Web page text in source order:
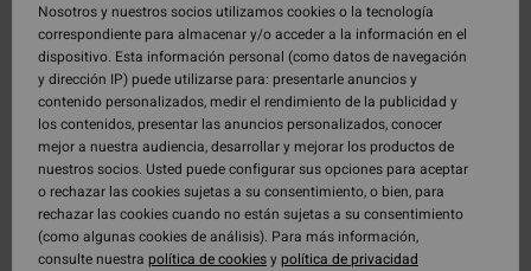
Nosotros y nuestros socios utilizamos cookies o la tecnología
correspondiente para almacenar y/o acceder a la información en el
dispositivo. Esta información personal (como datos de navegación
y dirección IP) puede utilizarse para: presentarle anuncios y
contenido personalizados, medir el rendimiento de la publicidad y
los contenidos, presentar las anuncios personalizados, conocer
mejor a nuestra audiencia, desarrollar y mejorar los productos de
nuestros socios. Usted puede configurar sus opciones para aceptar
o rechazar las cookies sujetas a su consentimiento, o bien, para
rechazar las cookies cuando no están sujetas a su consentimiento
(como algunas cookies de análisis). Para más información,
consulte nuestra política de cookiesypolítica de privacidad